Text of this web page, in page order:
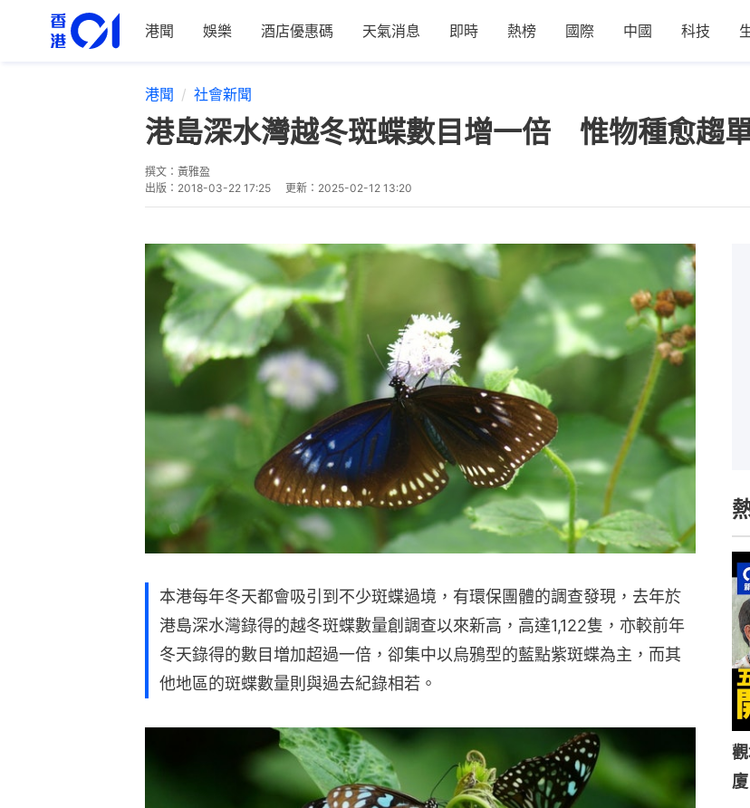
港聞 娛樂 酒店優惠碼 天氣消息 即時 熱榜 國際 中國 科技
港聞 社會新聞
港島深水灣越冬斑蝶數目增一倍 惟物種愈趨
撰文： 黃雅盈
出版： 2018-03-22 17:25 更新： 2025-02-12 13:20
本港每年冬天都會吸引到不少斑蝶過境，有環保團體的調查發現，去年於
港島深水灣錄得的越冬斑蝶數量創調查以來新高，高達1,122隻，亦較前年
冬天錄得的數目増加超過一倍，卻集中以烏鴉型的藍點紫斑蝶為主，而其
他地區的斑蝶數量則與過去紀錄相若。